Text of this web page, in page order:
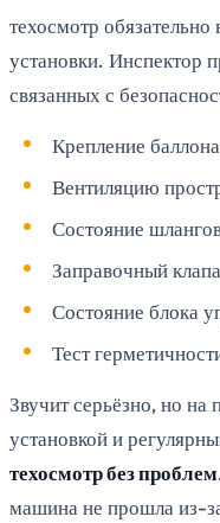
техосмотр
установки. Инспектор
связанных с
Крепление
Вентиляцию
Состояние
Заправочный
Состояние блока
Тест
Звучит серьёзно, но на
установкой и
техосмотр без проблем
машина не прошла из-